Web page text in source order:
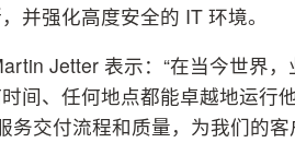
并强化高度安全的 IT 环境。
Jetter 表示：“在当今世界
间、任何地点都能卓越地运行
交付流程和质量，为我们的